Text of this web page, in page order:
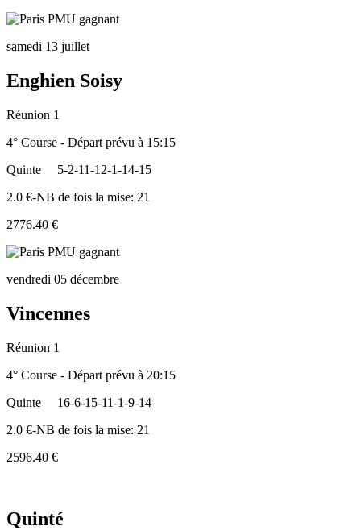
samedi 13 juillet
Enghien Soisy
Réunion 1
4° Course - Départ prévu à 15:15
Quinte
5-2-11-12-1-14-15
2.0 €-NB de fois la mise: 21
2776.40 €
vendredi 05 décembre
Vincennes
Réunion 1
4° Course - Départ prévu à 20:15
Quinte
16-6-15-11-1-9-14
2.0 €-NB de fois la mise: 21
2596.40 €
Quinté